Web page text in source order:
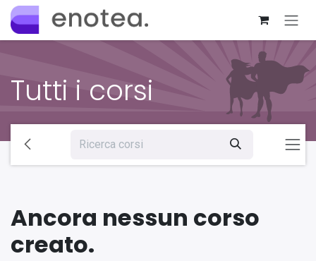
Passa al contenuto
Tutti i corsi
Ancora nessun corso
creato.